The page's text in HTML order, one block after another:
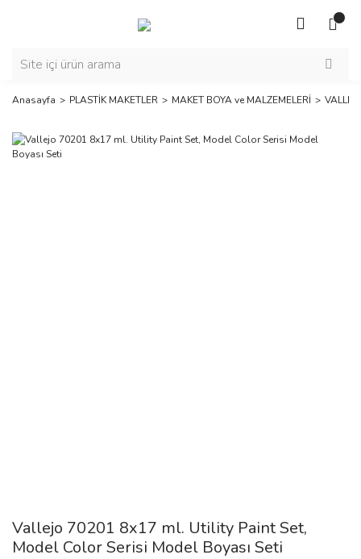
Anasayfa PLASTİK MAKETLER MAKET BOYA ve MALZEMELERİ
Vallejo 70201 8x17 ml. Utility Paint Set,
Model Color Serisi Model Boyası Seti